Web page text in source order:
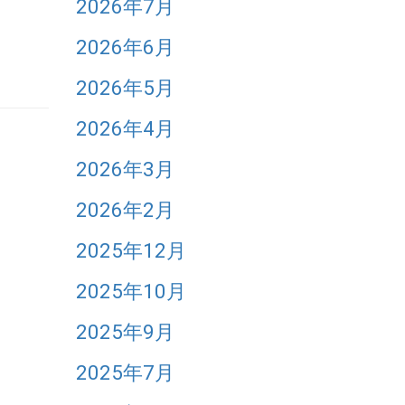
2026年7月
2026年6月
2026年5月
2026年4月
2026年3月
2026年2月
2025年12月
2025年10月
2025年9月
2025年7月